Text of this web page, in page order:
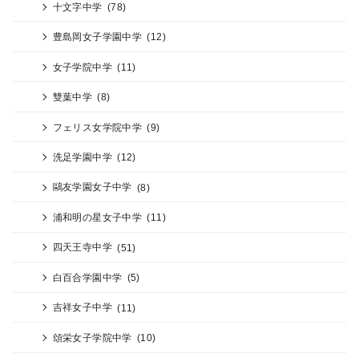
十文字中学 (78)
豊島岡女子学園中学 (12)
女子学院中学 (11)
雙葉中学 (8)
フェリス女学院中学 (9)
洗足学園中学 (12)
鷗友学園女子中学 (8)
浦和明の星女子中学 (11)
四天王寺中学 (51)
白百合学園中学 (5)
吉祥女子中学 (11)
頌栄女子学院中学 (10)